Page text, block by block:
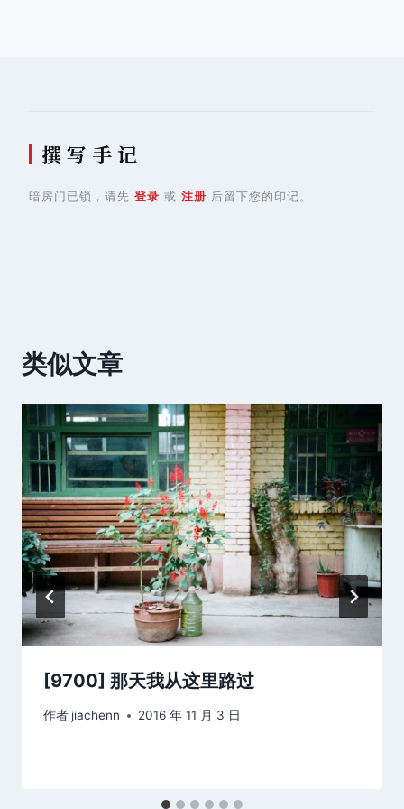
撰 写 手 记
暗房门已锁，请先 登录 或 注册 后留下您的印记。
类似文章
[9700] 那天我从这里路过
作者 jiachenn 2016 年 11 月 3 日